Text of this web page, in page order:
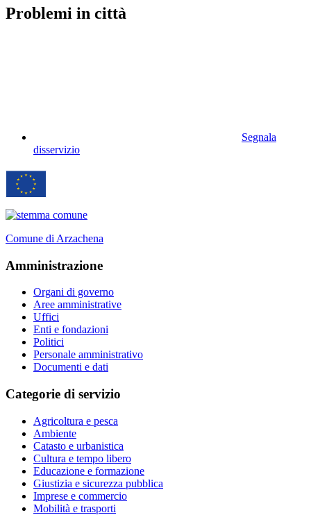
Problemi in città
Segnala
disservizio
Comune di Arzachena
Amministrazione
Organi di governo
Aree amministrative
Uffici
Enti e fondazioni
Politici
Personale amministrativo
Documenti e dati
Categorie di servizio
Agricoltura e pesca
Ambiente
Catasto e urbanistica
Cultura e tempo libero
Educazione e formazione
Giustizia e sicurezza pubblica
Imprese e commercio
Mobilità e trasporti